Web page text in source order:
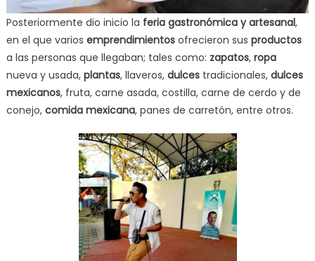
Posteriormente dio inicio la feria gastronómica y artesanal,
en el que varios emprendimientos ofrecieron sus productos
a las personas que llegaban; tales como: zapatos, ropa
nueva y usada, plantas, llaveros, dulces tradicionales, dulces
mexicanos, fruta, carne asada, costilla, carne de cerdo y de
conejo, comida mexicana, panes de carretón, entre otros.